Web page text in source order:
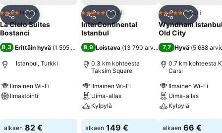
Jaa Lisää suosikkeihin
4 Tähtiluokitus
Hotelli
La Cielo Suites
Bostanci
8,3 Erittäin hyvä (1 595 arviota)
Istanbul, Turkki
Ilmainen Wi-Fi
Ilmastointi
alkaen 82 €
Jaa Lisää suosikkeihin
5 Tähtiluokitus
Hotelli
InterContinental
Istanbul
8,9 Loistava (13 790 arviota)
0.3 km kohteesta
Taksim Square
Ilmainen Wi-Fi
Uima-allas
Kylpylä
Katso hinnat
alkaen 149 €
Jaa Lisää
5 Tähtiluokitus
Hotelli
Wyndham
Old City
7,7 Hyvä (5 688
0.7 km kohteesta
Carsi
Ilmainen Wi-Fi
Uima-allas
Kylpylä
Katso hinnat
alkaen 66 €